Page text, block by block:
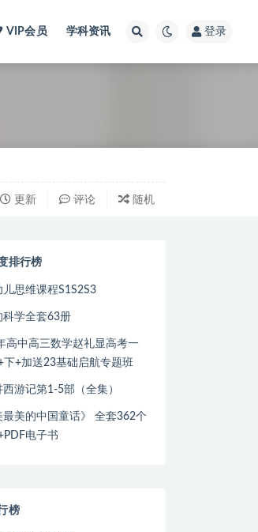
VIP会员 学科资讯 登录
更新 评论 随机
排行榜
儿思维课程S1S2S3
科学全套63册
高中高三数学赵礼显高考一
下+加送23基础启航专题班
游记第1-5部（全集）
最美的中国童话》 全套362个
电子书
榜